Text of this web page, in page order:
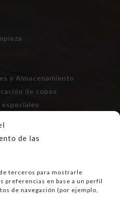
de las
terceros para mostrarle
preferencias en base a un perfil
de navegación (por ejemplo,
y Almacenamiento
de copos